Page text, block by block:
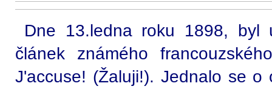
Dne 13.ledna roku 1898, byl
článek známého
J'accuse! (Žaluji!). Jednalo se o